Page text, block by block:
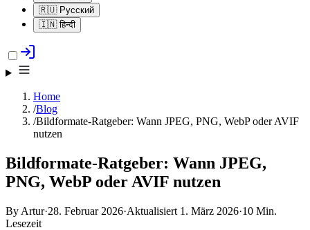
🇷🇺 Русский
🇮🇳 हिन्दी
Home
/Blog
/Bildformate-Ratgeber: Wann JPEG, PNG, WebP oder AVIF
nutzen
Bildformate-Ratgeber: Wann JPEG,
PNG, WebP oder AVIF nutzen
By Artur·28. Februar 2026·Aktualisiert 1. März 2026·10 Min.
Lesezeit